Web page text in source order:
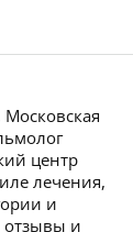
центр
лечения,
и
отзывы и